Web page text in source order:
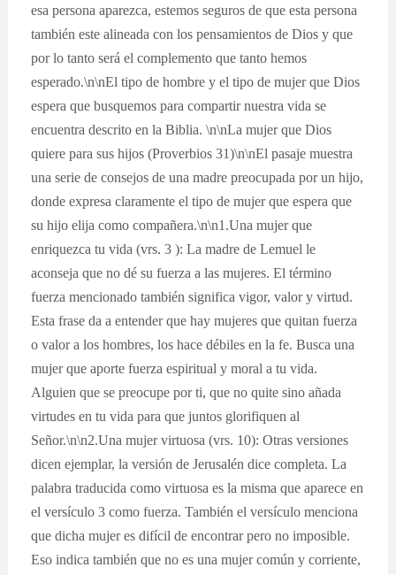
esa persona aparezca, estemos seguros de que esta persona
también este alineada con los pensamientos de Dios y que
por lo tanto será el complemento que tanto hemos
esperado.\n\nEl tipo de hombre y el tipo de mujer que Dios
espera que busquemos para compartir nuestra vida se
encuentra descrito en la Biblia. \n\nLa mujer que Dios
quiere para sus hijos (Proverbios 31)\n\nEl pasaje muestra
una serie de consejos de una madre preocupada por un hijo,
donde expresa claramente el tipo de mujer que espera que
su hijo elija como compañera.\n\n1.Una mujer que
enriquezca tu vida (vrs. 3 ): La madre de Lemuel le
aconseja que no dé su fuerza a las mujeres. El término
fuerza mencionado también significa vigor, valor y virtud.
Esta frase da a entender que hay mujeres que quitan fuerza
o valor a los hombres, los hace débiles en la fe. Busca una
mujer que aporte fuerza espiritual y moral a tu vida.
Alguien que se preocupe por ti, que no quite sino añada
virtudes en tu vida para que juntos glorifiquen al
Señor.\n\n2.Una mujer virtuosa (vrs. 10): Otras versiones
dicen ejemplar, la versión de Jerusalén dice completa. La
palabra traducida como virtuosa es la misma que aparece en
el versículo 3 como fuerza. También el versículo menciona
que dicha mujer es difícil de encontrar pero no imposible.
Eso indica también que no es una mujer común y corriente,